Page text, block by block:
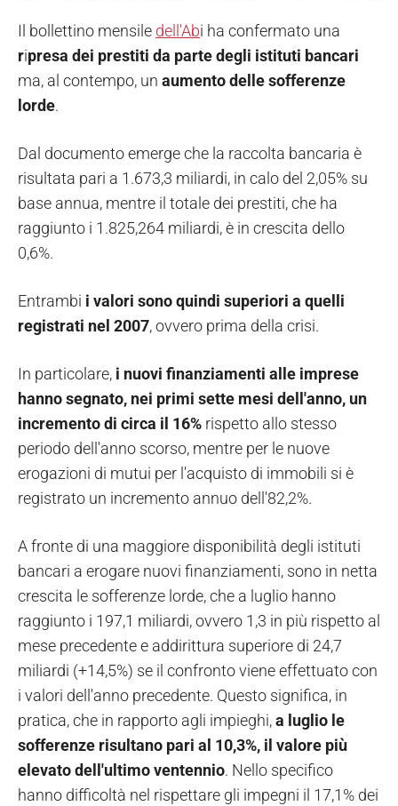
Il bollettino mensile dell'Abi ha confermato una
ripresa dei prestiti da parte degli istituti bancari
ma, al contempo, un aumento delle sofferenze
lorde.
Dal documento emerge che la raccolta bancaria è
risultata pari a 1.673,3 miliardi, in calo del 2,05% su
base annua, mentre il totale dei prestiti, che ha
raggiunto i 1.825,264 miliardi, è in crescita dello
0,6%.
Entrambi i valori sono quindi superiori a quelli
registrati nel 2007, ovvero prima della crisi.
In particolare, i nuovi finanziamenti alle imprese
hanno segnato, nei primi sette mesi dell'anno, un
incremento di circa il 16% rispetto allo stesso
periodo dell'anno scorso, mentre per le nuove
erogazioni di mutui per l'acquisto di immobili si è
registrato un incremento annuo dell'82,2%.
A fronte di una maggiore disponibilità degli istituti
bancari a erogare nuovi finanziamenti, sono in netta
crescita le sofferenze lorde, che a luglio hanno
raggiunto i 197,1 miliardi, ovvero 1,3 in più rispetto al
mese precedente e addirittura superiore di 24,7
miliardi (+14,5%) se il confronto viene effettuato con
i valori dell'anno precedente. Questo significa, in
pratica, che in rapporto agli impieghi,a luglio le
sofferenze risultano pari al 10,3%, il valore più
elevato dell'ultimo ventennio. Nello specifico
hanno difficoltà nel rispettare gli impegni il 17,1% dei